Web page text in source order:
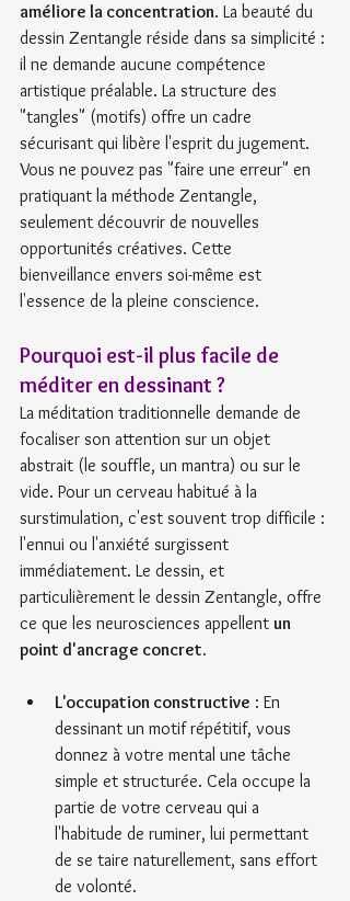
améliore la concentration. La beauté du
dessin Zentangle réside dans sa simplicité :
il ne demande aucune compétence
artistique préalable. La structure des
"tangles" (motifs) offre un cadre
sécurisant qui libère l'esprit du jugement.
Vous ne pouvez pas "faire une erreur" en
pratiquant la méthode Zentangle,
seulement découvrir de nouvelles
opportunités créatives. Cette
bienveillance envers soi-même est
l'essence de la pleine conscience.
Pourquoi est-il plus facile de
méditer en dessinant ?
La méditation traditionnelle demande de
focaliser son attention sur un objet
abstrait (le souffle, un mantra) ou sur le
vide. Pour un cerveau habitué à la
surstimulation, c'est souvent trop difficile :
l'ennui ou l'anxiété surgissent
immédiatement. Le dessin, et
particulièrement le dessin Zentangle, offre
ce que les neurosciences appellent un
point d'ancrage concret.
L'occupation constructive : En
dessinant un motif répétitif, vous
donnez à votre mental une tâche
simple et structurée. Cela occupe la
partie de votre cerveau qui a
l'habitude de ruminer, lui permettant
de se taire naturellement, sans effort
de volonté.